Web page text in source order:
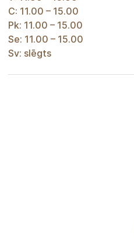
C: 11.00 – 15.00
Pk: 11.00 – 15.00
Se: 11.00 – 15.00
Sv: slēgts